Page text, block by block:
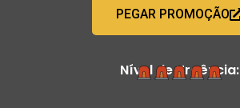
PEGAR PROMOÇÃO
Nível de Urgência: